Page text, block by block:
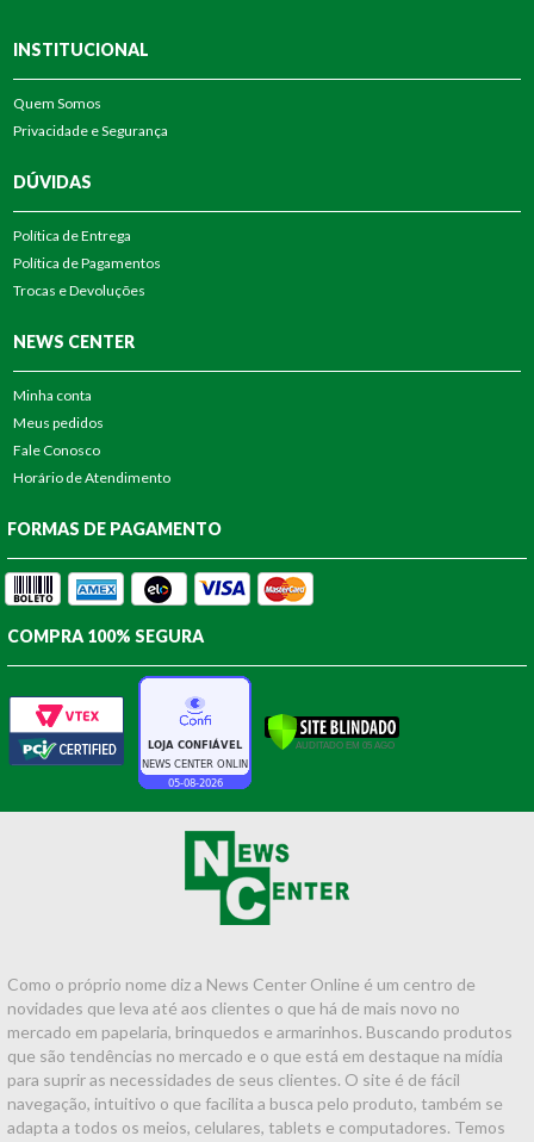
INSTITUCIONAL
Quem Somos
Privacidade e Segurança
DÚVIDAS
Política de Entrega
Política de Pagamentos
Trocas e Devoluções
NEWS CENTER
Minha conta
Meus pedidos
Fale Conosco
Horário de Atendimento
FORMAS DE PAGAMENTO
COMPRA 100% SEGURA
Como o próprio nome diz a News Center Online é um centro de
novidades que leva até aos clientes o que há de mais novo no
mercado em papelaria, brinquedos e armarinhos. Buscando produtos
que são tendências no mercado e o que está em destaque na mídia
para suprir as necessidades de seus clientes. O site é de fácil
navegação, intuitivo o que facilita a busca pelo produto, também se
adapta a todos os meios, celulares, tablets e computadores. Temos